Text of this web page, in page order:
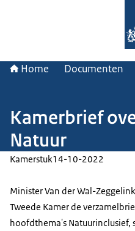
Home Documenten
Kamerbrief
Natuur
Kamerstuk14-10-2022
Minister Van der Wal-
Tweede Kamer de
hoofdthema's Natuurinclusief,